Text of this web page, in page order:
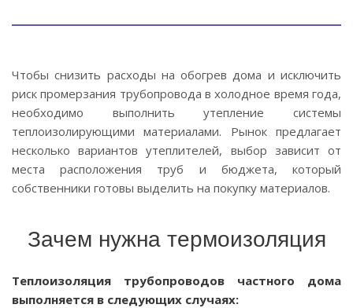
Чтобы снизить расходы на обогрев дома и исключить
риск промерзания трубопровода в холодное время года,
необходимо выполнить утепление системы
теплоизолирующими материалами. Рынок предлагает
несколько вариантов утеплителей, выбор зависит от
места расположения труб и бюджета, который
собственники готовы выделить на покупку материалов.
Зачем нужна термоизоляция
Теплоизоляция трубопроводов частного дома
выполняется в следующих случаях: